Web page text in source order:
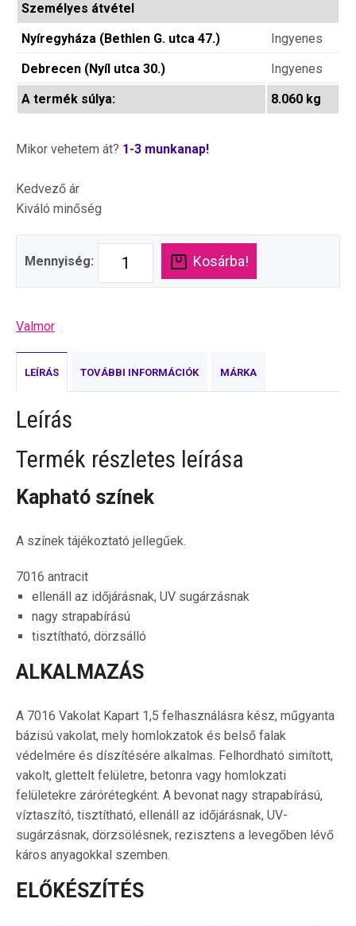
Személyes átvétel
Nyíregyháza (Bethlen G. utca 47.)
Ingyenes
Debrecen (Nyíl utca 30.)
Ingyenes
A termék súlya:
8.060 kg
Mikor vehetem át? 1-3 munkanap!
Kedvező ár
Kiváló minőség
Mennyiség: Kosárba!
Valmor
LEÍRÁS TOVÁBBI INFORMÁCIÓK MÁRKA
Leírás
Termék részletes leírása
Kapható színek
A színek tájékoztató jellegűek.
7016 antracit
ellenáll az időjárásnak, UV sugárzásnak
nagy strapabírású
tisztítható, dörzsálló
ALKALMAZÁS
A 7016 Vakolat Kapart 1,5 felhasználásra kész, műgyanta
bázisú vakolat, mely homlokzatok és belső falak
védelmére és díszítésére alkalmas. Felhordható simított,
vakolt, glettelt felületre, betonra vagy homlokzati
felületekre zárórétegként. A bevonat nagy strapabírású,
víztaszító, tisztítható, ellenáll az időjárásnak, UV-
sugárzásnak, dörzsölésnek, rezisztens a levegőben lévő
káros anyagokkal szemben.
ELŐKÉSZÍTÉS